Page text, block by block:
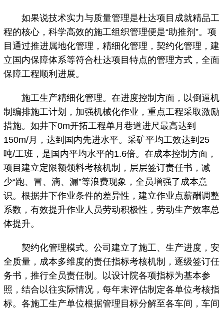
如果说技术实力与质量管理是杜达项目成就精品工
程的核心，科学高效的施工组织管理便是“助推剂”。项
目通过推进属地化管理，精细化管理，契约化管理，建
立国内保障体系等符合杜达项目特点的管理方式，全面
保障工程顺利进展。
施工生产精细化管理。在进度控制方面，以倒逼机
制编排施工计划，加强机械化作业，重点工程采取激励
措施。如井下0m开拓工程单月巷道进尺最高达到
150m/月，达到国内先进水平。采矿平均工效达到25
吨/工班，是国内平均水平的1.6倍。在成本控制方面，
项目建立定限额领料考核机制，层层签订责任书，减
少“跑、冒、滴、漏”等浪费现象，全员增强了成本意
识。根据井下作业条件的差异性，建立作业点薪酬调整
系数，有效提升作业人员劳动积极性，劳动生产效率总
体提升。
契约化管理模式。公司建立了施工、生产进度，安
全质量，成本多维度的责任指标考核机制，逐级签订任
务书，推行全员责任制。以设计院各项指标为基本参
照，结合以往实际情况，每年末评估制定各单位考核指
标。各施工生产单位根据管理目标分解至各车间，车间